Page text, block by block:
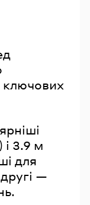
ключових
3.9 м
для
—